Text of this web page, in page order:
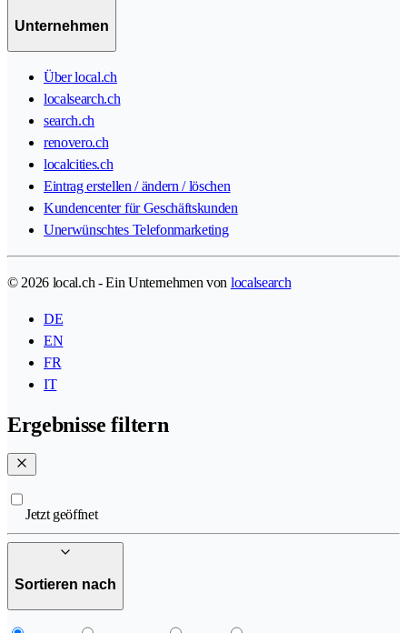
Unternehmen
Über local.ch
localsearch.ch
search.ch
renovero.ch
localcities.ch
Eintrag erstellen / ändern / löschen
Kundencenter für Geschäftskunden
Unerwünschtes Telefonmarketing
© 2026 local.ch - Ein Unternehmen von localsearch
DE
EN
FR
IT
Ergebnisse filtern
Jetzt geöffnet
Sortieren nach